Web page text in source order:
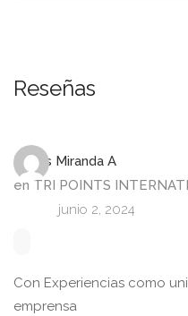
Reseñas
Fredis Miranda A
en TRI POINTS
junio 2, 2024
Con Experiencias como
emprensa